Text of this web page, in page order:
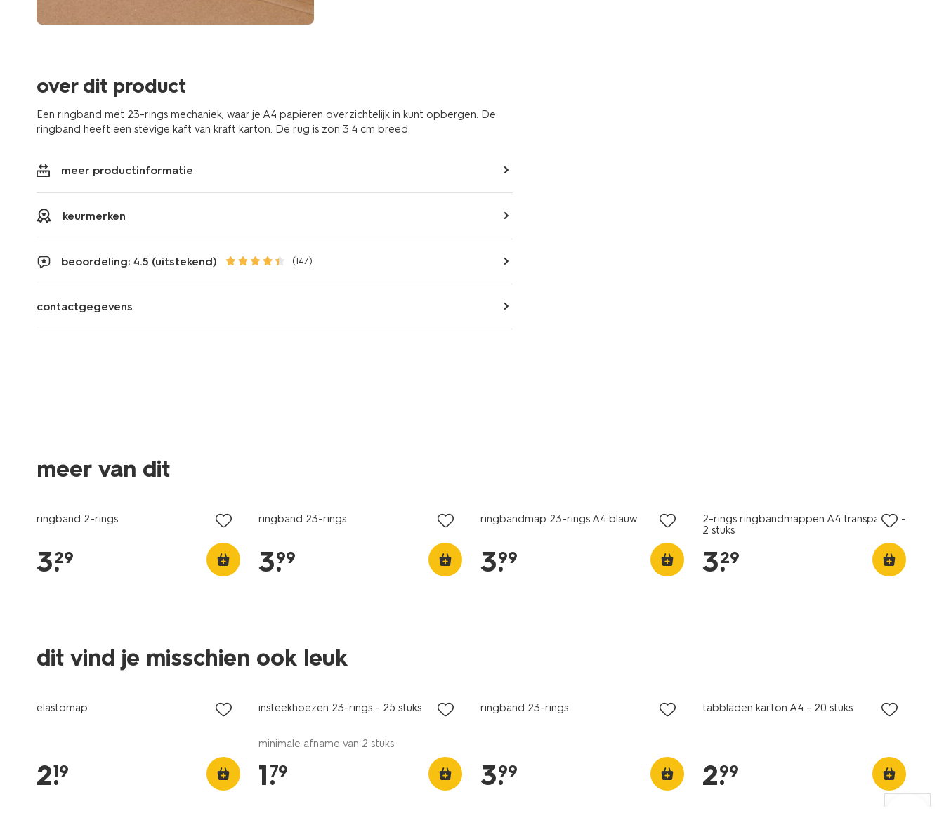
over dit product
Een ringband met 23-rings mechaniek, waar je A4 papieren overzichtelijk in kunt opbergen. De
ringband heeft een stevige kaft van kraft karton. De rug is zon 3.4 cm breed.
meer productinformatie
keurmerken
beoordeling: 4.5 (uitstekend) (147)
contactgegevens
meer van dit
ringband 2-rings
3.
29
ringband 23-rings
3.
99
ringbandmap 23-rings A4 blauw
3.
99
2-rings ringbandmappen A4 transparant -
2 stuks
3.
29
dit vind je misschien ook leuk
elastomap
2.
19
insteekhoezen 23-rings - 25 stuks
minimale afname van 2 stuks
1.
79
ringband 23-rings
3.
99
tabbladen karton A4 - 20 stuks
2.
99